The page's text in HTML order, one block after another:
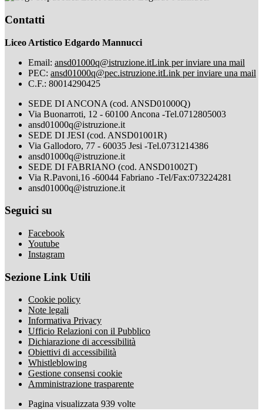
Contatti
Liceo Artistico Edgardo Mannucci
Email: ansd01000q@istruzione.itLink per inviare una mail
PEC: ansd01000q@pec.istruzione.itLink per inviare una mail
C.F.: 80014290425
SEDE DI ANCONA (cod. ANSD01000Q)
Via Buonarroti, 12 - 60100 Ancona -Tel.0712805003
ansd01000q@istruzione.it
SEDE DI JESI (cod. ANSD01001R)
Via Gallodoro, 77 - 60035 Jesi -Tel.0731214386
ansd01000q@istruzione.it
SEDE DI FABRIANO (cod. ANSD01002T)
Via R.Pavoni,16 -60044 Fabriano -Tel/Fax:073224281
ansd01000q@istruzione.it
Seguici su
Facebook
Youtube
Instagram
Sezione Link Utili
Cookie policy
Note legali
Informativa Privacy
Ufficio Relazioni con il Pubblico
Dichiarazione di accessibilità
Obiettivi di accessibilità
Whistleblowing
Gestione consensi cookie
Amministrazione trasparente
Pagina visualizzata 939 volte